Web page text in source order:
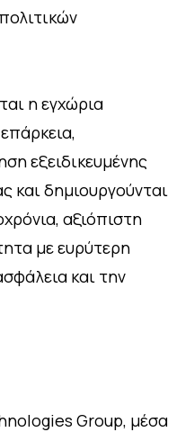
η εγχώρια
εξειδικευμένης
και δημιουργούνται
αξιόπιστη
με ευρύτερη
και την
Group, μέσα